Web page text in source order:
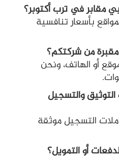
مقابر في ترب أكتوبر؟
بأسعار تنافسية
من شركتكم؟
أو الهاتف، ونحن
والتسجيل
التسجيل موثقة
أو التمويل؟